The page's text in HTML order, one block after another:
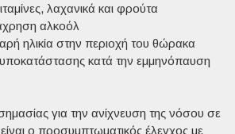
λαχανικά και φρούτα
αλκοόλ
ηλικία στην περιοχή του θώρακα
κατά την εμμηνόπαυση
για την ανίχνευση της νόσου σε
ο προσυμπτωματικός έλεγχος με